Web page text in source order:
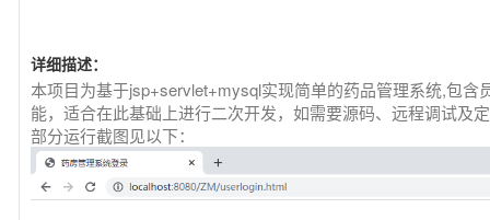
详细描述：
本项目为基于jsp+servlet+mysql实现简单的药品管理系统,包含
能，适合在此基础上进行二次开发，如需要源码、远程调试及
部分运行截图见以下：